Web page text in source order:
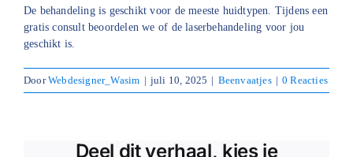
Mijn account
Afspraak maken
De behandeling is geschikt voor de meeste huidtypen. Tijdens een
gratis consult beoordelen we of de laserbehandeling voor jou
geschikt is.
DoorWebdesigner_Wasim | juli 10, 2025 | Beenvaatjes | 0 Reacties
Deel dit verhaal, kies je